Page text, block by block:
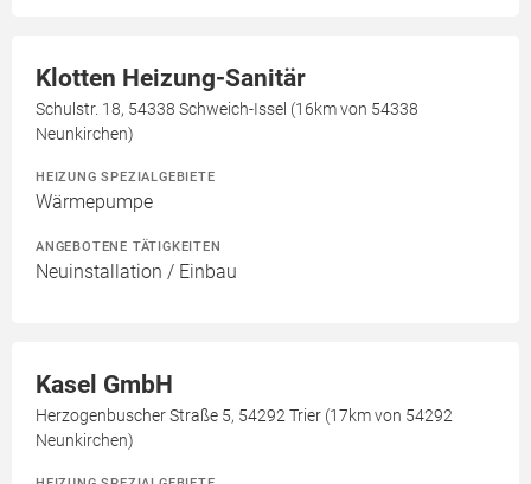
Klotten Heizung-Sanitär
Schulstr. 18, 54338 Schweich-Issel (16km von 54338
Neunkirchen)
HEIZUNG SPEZIALGEBIETE
Wärmepumpe
ANGEBOTENE TÄTIGKEITEN
Neuinstallation / Einbau
Kasel GmbH
Herzogenbuscher Straße 5, 54292 Trier (17km von 54292
Neunkirchen)